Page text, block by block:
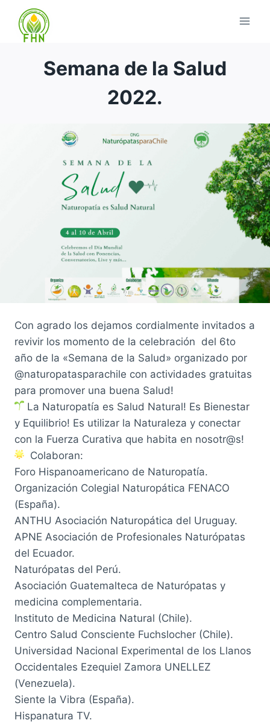
Semana de la Salud
2022.
Con agrado los dejamos cordialmente invitados a
revivir los momento de la celebración del 6to
año de la «Semana de la Salud» organizado por
@naturopatasparachile con actividades gratuitas
para promover una buena Salud!
La Naturopatía es Salud Natural! Es Bienestar
y Equilibrio! Es utilizar la Naturaleza y conectar
con la Fuerza Curativa que habita en nosotr@s!
Colaboran:
Foro Hispanoamericano de Naturopatía.
Organización Colegial Naturopática FENACO
(España).
ANTHU Asociación Naturopática del Uruguay.
APNE Asociación de Profesionales Naturópatas
del Ecuador.
Naturópatas del Perú.
Asociación Guatemalteca de Naturópatas y
medicina complementaria.
Instituto de Medicina Natural (Chile).
Centro Salud Consciente Fuchslocher (Chile).
Universidad Nacional Experimental de los Llanos
Occidentales Ezequiel Zamora UNELLEZ
(Venezuela).
Siente la Vibra (España).
Hispanatura TV.